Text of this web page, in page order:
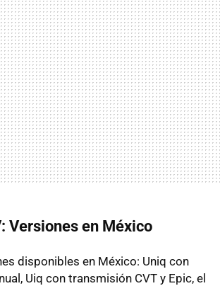
Versiones en México
disponibles en México: Uniq con
Uiq con transmisión CVT y Epic, el